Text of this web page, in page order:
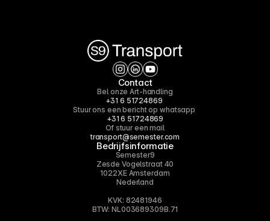
Contact
Bel onze Art-handling
‪+31 6 51724869‬
Stuur ons een bericht op whatsapp
‪+31 6 51724869‬
Of stuur een mail
transport@semester.com
Bedrijfsinformatie
Semester9
Zesde Vogelstraat 40
1022XE Amsterdam
Nederland
KVK: 82481946
BTW: NL003689309B.71